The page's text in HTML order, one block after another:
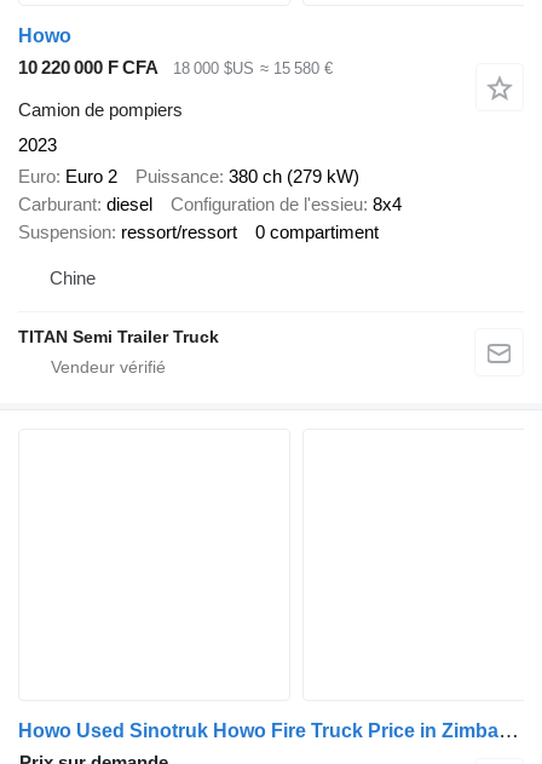
Howo
10 220 000 F CFA
18 000 $US ≈ 15 580 €
Camion de pompiers
2023
Euro Euro 2 Puissance 380 ch (279 kW)
Carburant diesel Configuration de l'essieu 8x4
Suspension ressort/ressort 0 compartiment
Chine
TITAN Semi Trailer Truck
Howo Used Sinotruk Howo Fire Truck Price in Zimbabwe